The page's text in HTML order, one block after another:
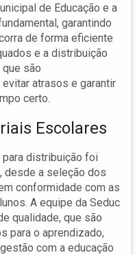
de Educação e a
garantindo
de forma eficiente
e a distribuição
são
atrasos e garantir
certo.
Escolares
para distribuição foi
desde a seleção dos
conformidade com as
A equipe da Seduc
qualidade, que são
para o aprendizado,
com a educação